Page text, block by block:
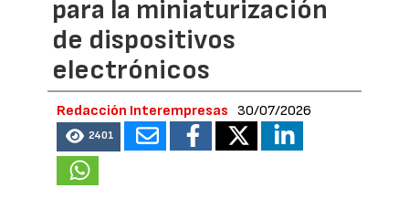
para la miniaturización
de dispositivos
electrónicos
Redacción Interempresas 30/07/2026
2401